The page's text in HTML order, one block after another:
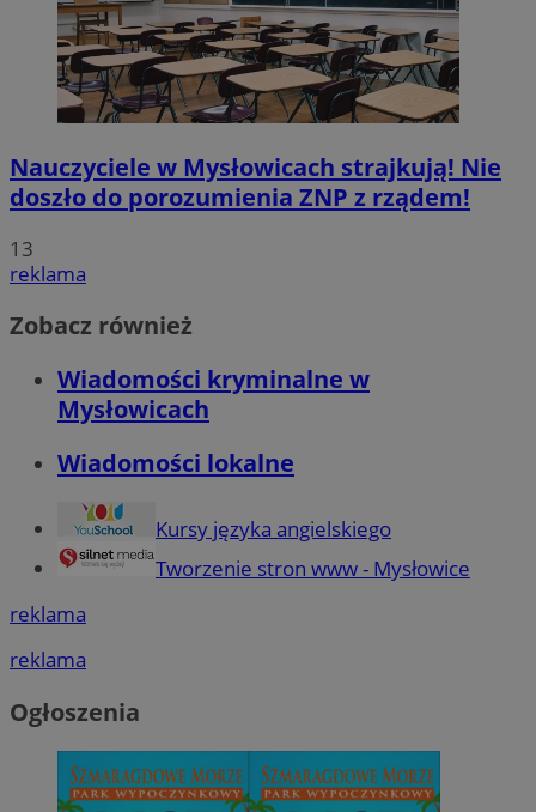
Nauczyciele w Mysłowicach strajkują! Nie
doszło do porozumienia ZNP z rządem!
13
reklama
Zobacz również
Wiadomości kryminalne w
Mysłowicach
Wiadomości lokalne
Kursy języka angielskiego
Tworzenie stron www - Mysłowice
reklama
reklama
Ogłoszenia